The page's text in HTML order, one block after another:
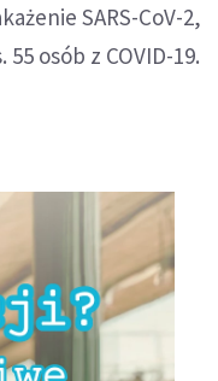
SARS-CoV-2,
osób z COVID-19.